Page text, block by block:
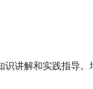
讲解和实践指导